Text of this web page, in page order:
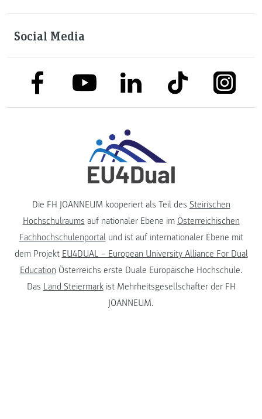
Social Media
link to facebooklink to youtubelink to linkedinlink to tiktok link to
Die FH JOANNEUM kooperiert als Teil des Steirischen
Hochschulraums auf nationaler Ebene im Österreichischen
Fachhochschulenportalund ist auf internationaler Ebene mit
dem Projekt EU4DUAL – European University Alliance For Dual
Education Österreichs erste Duale Europäische Hochschule.
Das Land Steiermarkist Mehrheitsgesellschafter der FH
JOANNEUM.